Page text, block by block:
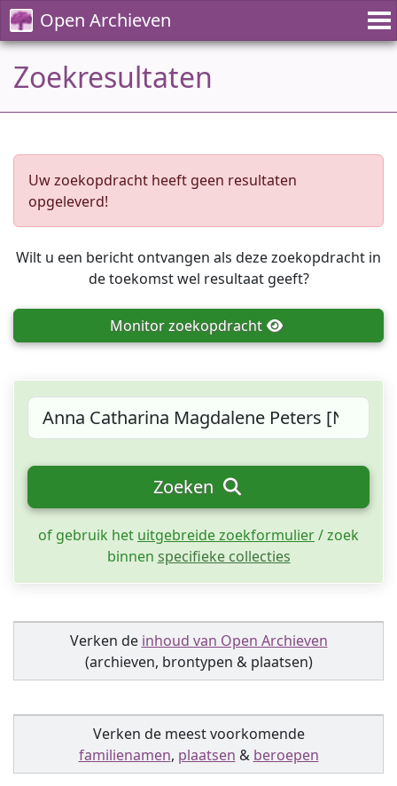
Open Archieven
Zoekresultaten
Uw zoekopdracht heeft geen resultaten
opgeleverd!
Wilt u een bericht ontvangen als deze zoekopdracht in
de toekomst wel resultaat geeft?
Monitorzoekopdracht
Zoeken
of gebruik het uitgebreide zoekformulier/ zoek
binnen specifieke collecties
Verken de inhoud van Open Archieven
(archieven, brontypen & plaatsen)
Verken de meest voorkomende
familienamen, plaatsen & beroepen